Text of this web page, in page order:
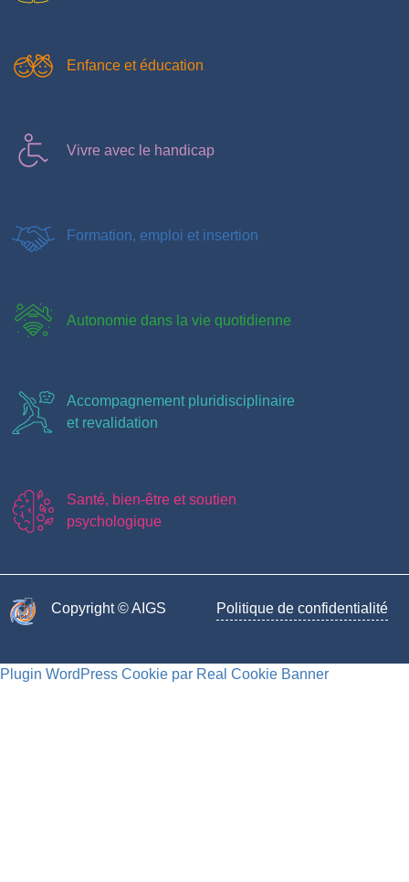
Enfance et éducation
Vivre avec le handicap
Formation, emploi et insertion
Autonomie dans la vie quotidienne
Accompagnement pluridisciplinaire
et revalidation
Santé, bien-être et soutien
psychologique
Copyright © AIGS​ Politique de confidentialité
Plugin WordPress Cookie par Real Cookie Banner